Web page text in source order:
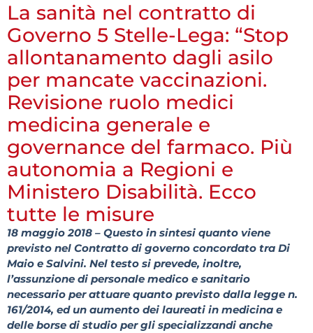
La sanità nel contratto di
Governo 5 Stelle-Lega: “Stop
allontanamento dagli asilo
per mancate vaccinazioni.
Revisione ruolo medici
medicina generale e
governance del farmaco. Più
autonomia a Regioni e
Ministero Disabilità. Ecco
tutte le misure
18 maggio 2018 – Questo in sintesi quanto viene
previsto nel Contratto di governo concordato tra Di
Maio e Salvini. Nel testo si prevede, inoltre,
l’assunzione di personale medico e sanitario
necessario per attuare quanto previsto dalla legge n.
161/2014, ed un aumento dei laureati in medicina e
delle borse di studio per gli specializzandi anche